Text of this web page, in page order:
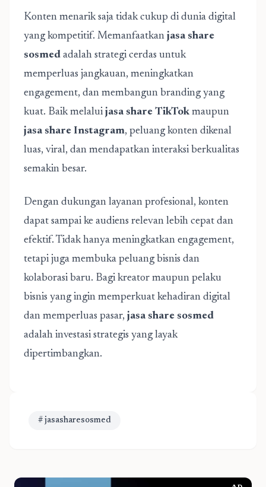
Konten menarik saja tidak cukup di dunia digital
yang kompetitif. Memanfaatkan jasa share
sosmed adalah strategi cerdas untuk
memperluas jangkauan, meningkatkan
engagement, dan membangun branding yang
kuat. Baik melalui jasa share TikTok maupun
jasa share Instagram, peluang konten dikenal
luas, viral, dan mendapatkan interaksi berkualitas
semakin besar.
Dengan dukungan layanan profesional, konten
dapat sampai ke audiens relevan lebih cepat dan
efektif. Tidak hanya meningkatkan engagement,
tetapi juga membuka peluang bisnis dan
kolaborasi baru. Bagi kreator maupun pelaku
bisnis yang ingin memperkuat kehadiran digital
dan memperluas pasar, jasa share sosmed
adalah investasi strategis yang layak
dipertimbangkan.
# jasasharesosmed